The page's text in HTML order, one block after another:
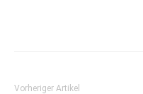
Vorheriger Artikel